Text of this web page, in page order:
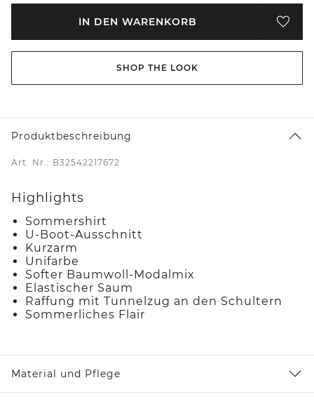
IN DEN WARENKORB
SHOP THE LOOK
Produktbeschreibung
Art. Nr.: B32542217672
Highlights
Sommershirt
U-Boot-Ausschnitt
Kurzarm
Unifarbe
Softer Baumwoll-Modalmix
Elastischer Saum
Raffung mit Tunnelzug an den Schultern
Sommerliches Flair
Material und Pflege